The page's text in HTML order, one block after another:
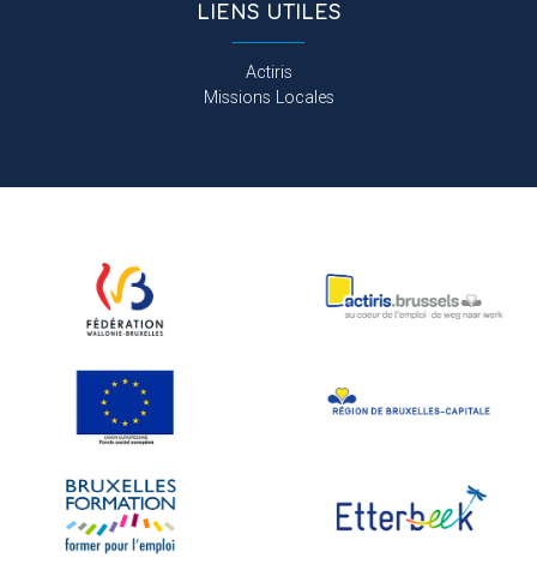
LIENS UTILES
Actiris
Missions Locales